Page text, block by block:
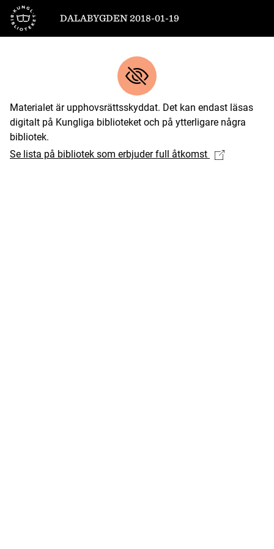
Till startsidan
DALABYGDEN 2018-01-19
Materialet är upphovsrättsskyddat. Det kan endast läsas
digitalt på Kungliga biblioteket och på ytterligare några
bibliotek.
Se lista på bibliotek som erbjuder full åtkomst